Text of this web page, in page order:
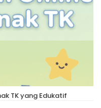
TK yang Edukatif